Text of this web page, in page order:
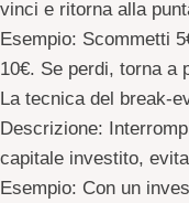
vinci e ritorna alla
Esempio: Scommetti
10€. Se perdi, torna a
La tecnica del break-
Descrizione:
capitale investito,
Esempio: Con un